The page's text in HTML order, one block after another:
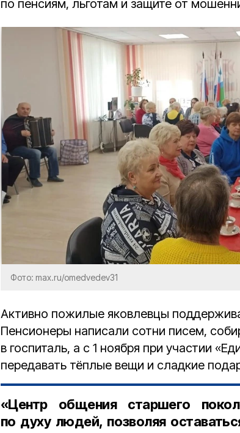
по пенсиям, льготам и защите от
Фото: max.ru/omedvedev31
Активно пожилые яковлевцы
Пенсионеры написали сотни писем,
в госпиталь, а с 1 ноября при участии
передавать тёплые вещи и сладкие
«Центр общения старшего
по духу людей, позволяя